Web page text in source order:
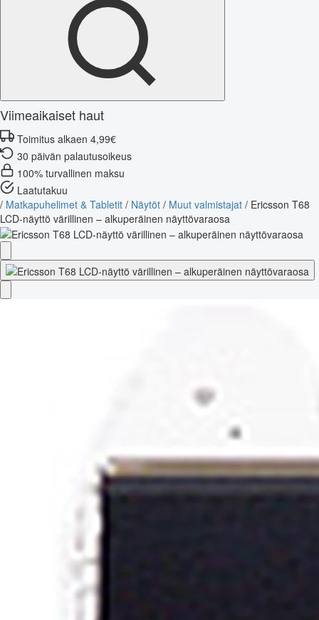
Viimeaikaiset haut
Toimitus alkaen 4,99€
30 päivän palautusoikeus
100% turvallinen maksu
Laatutakuu
/ Matkapuhelimet & Tabletit / Näytöt / Muut valmistajat / Ericsson T68
LCD-näyttö värillinen – alkuperäinen näyttövaraosa